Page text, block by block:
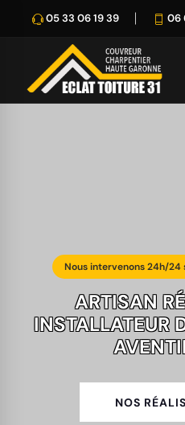
05 33 06 19 39 06
Nous intervenons 24h/24
ARTISAN
INSTALLATEUR
NOS